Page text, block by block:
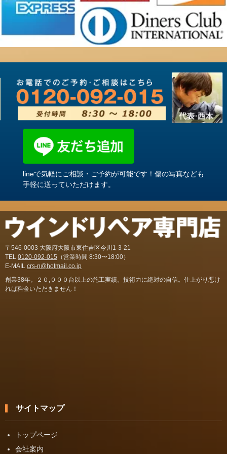
lineで気軽にご相談・ご予約が可能です！傷の写真なども
手軽に送っていただけます。
〒546-0003 大阪府大阪市東住吉区今川1-3-21
TEL 0120-092-015 （営業時間 8:30〜18:00）
E-MAIL crs-n@hotmail.co.jp
創業38年。２０,０００台以上の施工実績。技術力に絶対の自信。仕上がり悪け
れば料金いただきません！
サイトマップ
トップページ
会社案内